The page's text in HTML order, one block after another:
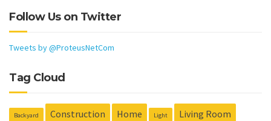
Follow Us on Twitter
Tweets by @ProteusNetCom
Tag Cloud
Backyard Construction Home Light Living Room